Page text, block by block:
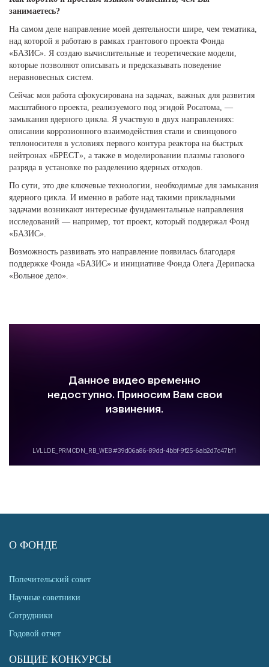
занимаетесь?
На самом деле направление моей деятельности шире, чем тематика,
над которой я работаю в рамках грантового проекта Фонда
«БАЗИС». Я создаю вычислительные и теоретические модели,
которые позволяют описывать и предсказывать поведение
неравновесных систем.
Сейчас моя работа сфокусирована на задачах, важных для развития
масштабного проекта, реализуемого под эгидой Росатома, —
замыкания ядерного цикла. Я участвую в двух направлениях:
описании коррозионного взаимодействия стали и свинцового
теплоносителя в условиях первого контура реактора на быстрых
нейтронах «БРЕСТ», а также в моделировании плазмы газового
разряда в установке по разделению ядерных отходов.
По сути, это две ключевые технологии, необходимые для замыкания
ядерного цикла. И именно в работе над такими прикладными
задачами возникают интересные фундаментальные направления
исследований — например, тот проект, который поддержал Фонд
«БАЗИС».
Возможность развивать это направление появилась благодаря
поддержке Фонда «БАЗИС» и инициативе Фонда Олега Дерипаска
«Вольное дело».
О ФОНДЕ
Попечительский совет
Научные советники
Сотрудники
Годовой отчет
ОБЩИЕ КОНКУРСЫ